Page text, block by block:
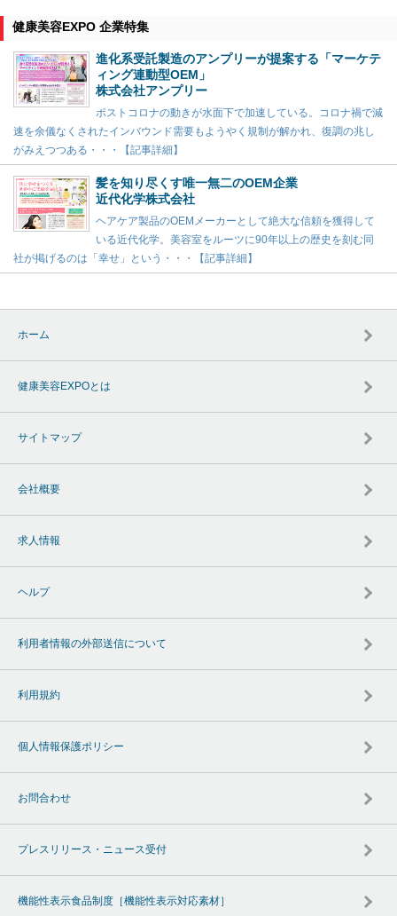
健康美容EXPO 企業特集
進化系受託製造のアンプリーが提案する「マーケテ
ィング連動型OEM」
株式会社アンプリー
ポストコロナの動きが水面下で加速している。コロナ禍で減
速を余儀なくされたインバウンド需要もようやく規制が解かれ、復調の兆し
がみえつつある・・・【記事詳細】
髪を知り尽くす唯一無二のOEM企業
近代化学株式会社
ヘアケア製品のOEMメーカーとして絶大な信頼を獲得して
いる近代化学。美容室をルーツに90年以上の歴史を刻む同
社が掲げるのは「幸せ」という・・・【記事詳細】
ホーム
健康美容EXPOとは
サイトマップ
会社概要
求人情報
ヘルプ
利用者情報の外部送信について
利用規約
個人情報保護ポリシー
お問合わせ
プレスリリース・ニュース受付
機能性表示食品制度［機能性表示対応素材］